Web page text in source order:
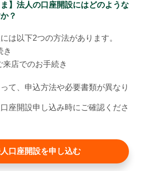
ま】法人の口座開設にはどのような
？
は以下2つの方法があります。
き
来店でのお手続き
て、申込方法や必要書類が異なり
座開設申し込み時にご確認くださ
口座開設を申し込む